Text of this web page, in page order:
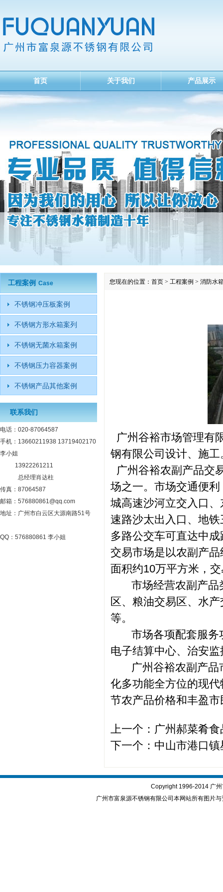
首页 关于我们 产品展示
您现在的位置： 首页 > 工程案例 > 消防水
广州谷裕市场管理有
钢有限公司设计、施工
广州谷裕农副产品交
场之一。市场交通便
城高速沙河立交入口
速路沙太出入口、地
多路公交车可直达中
交易市场是以农副产
面积约10万平方米，
市场经营农副产品
区、粮油交易区、水
等。
市场各项配套服务
电子结算中心、治安
广州谷裕农副产品市
化多功能全方位的现
节农产品价格和丰盈
上一个： 广州郝菜肴
下一个： 中山市港口
工程案例 Case
不锈钢冲压板案例
不锈钢方形水箱案列
不锈钢无菌水箱案例
不锈钢压力容器案例
不锈钢产品其他案例
联系我们
电话：020-87064587
手机：13660211938 13719402170
李小姐
13922261211
总经理肖达柱
传真：87064587
邮箱：576880861@qq.com
地址：广州市白云区大源南路51号
QQ：576880861 李小姐
Copyright 1996-2014 广
广州市富泉源不锈钢有限公司本网站所有图片